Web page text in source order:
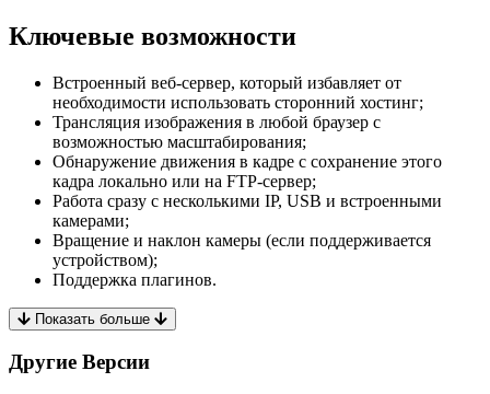
Ключевые возможности
Встроенный веб-сервер, который избавляет от
необходимости использовать сторонний хостинг;
Трансляция изображения в любой браузер с
возможностью масштабирования;
Обнаружение движения в кадре с сохранение этого
кадра локально или на FTP-сервер;
Работа сразу с несколькими IP, USB и встроенными
камерами;
Вращение и наклон камеры (если поддерживается
устройством);
Поддержка плагинов.
Показать больше
Другие Версии